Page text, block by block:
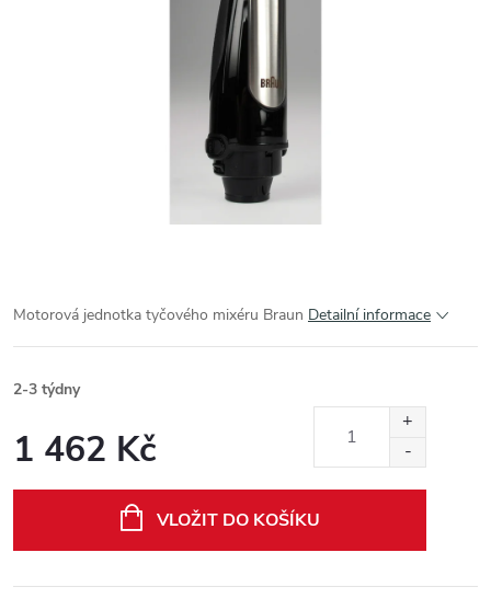
Motorová jednotka tyčového mixéru Braun Detailní informace
2-3 týdny
1 462 Kč
VLOŽIT DO KOŠÍKU